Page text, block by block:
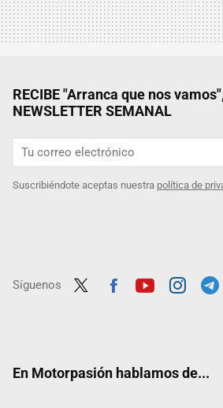
RECIBE "Arranca que nos
NEWSLETTER SEMANAL
Suscribiéndote aceptas nuestra política de
Síguenos
En Motorpasión hablamos de...